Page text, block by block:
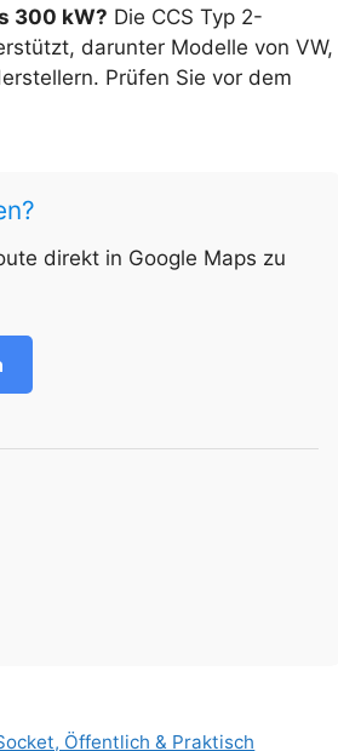
300 kW? Die CCS Typ 2-
darunter Modelle von VW,
Prüfen Sie vor dem
direkt in Google Maps zu
Öffentlich & Praktisch